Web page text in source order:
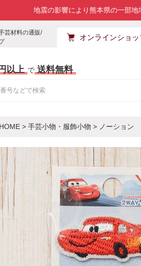
地震の影響により熊本県の一部地
芸材料の通販/
オンラインショッ
以上 で 送料無料
HOME > 手芸小物・服飾小物 > ノーション